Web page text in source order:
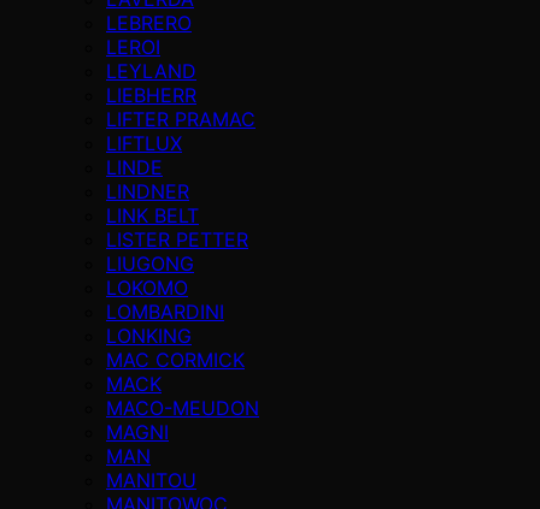
LEBRERO
LEROI
LEYLAND
LIEBHERR
LIFTER PRAMAC
LIFTLUX
LINDE
LINDNER
LINK BELT
LISTER PETTER
LIUGONG
LOKOMO
LOMBARDINI
LONKING
MAC CORMICK
MACK
MACO-MEUDON
MAGNI
MAN
MANITOU
MANITOWOC